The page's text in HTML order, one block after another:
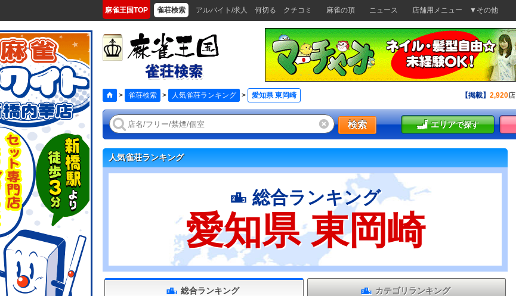
麻雀王国TOP 雀荘検索 アルバイト/求人 何切る クチコミ 麻雀の頂 ニュース 店舗用メニュー ▼その他
> 雀荘検索 > 人気雀荘ランキング > 愛知県 東岡崎 【掲載】 2,920店
検索 エリアで探す
人気雀荘ランキング
総合ランキング
愛知県 東岡崎
総合ランキング カテゴリランキング